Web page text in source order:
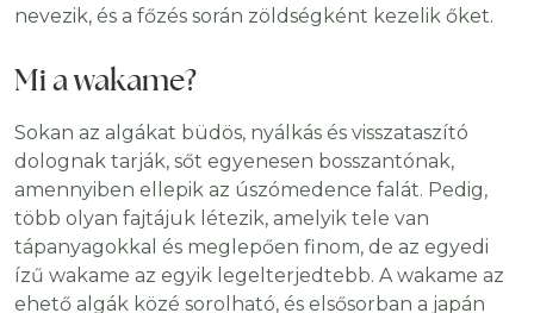
nevezik, és a főzés során zöldségként kezelik őket.
Mi a wakame?
Sokan az algákat büdös, nyálkás és visszataszító
dolognak tarják, sőt egyenesen bosszantónak,
amennyiben ellepik az úszómedence falát. Pedig,
több olyan fajtájuk létezik, amelyik tele van
tápanyagokkal és meglepően finom, de az egyedi
ízű wakame az egyik legelterjedtebb. A wakame az
ehető algák közé sorolható, és elsősorban a japán